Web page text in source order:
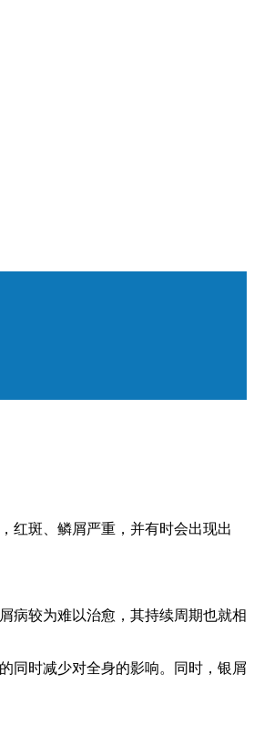
红斑、鳞屑严重，并有时会出现出
病较为难以治愈，其持续周期也就相
同时减少对全身的影响。同时，银屑